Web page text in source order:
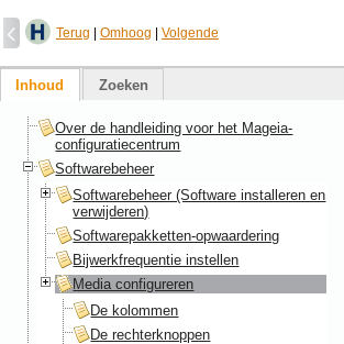
Terug Omhoog Volgende
Inhoud Zoeken
Over de handleiding voor het Mageia-
configuratiecentrum
Softwarebeheer
Softwarebeheer (Software installeren en
verwijderen)
Softwarepakketten-opwaardering
Bijwerkfrequentie instellen
Media configureren
De kolommen
De rechterknoppen